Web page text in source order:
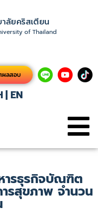
ลัยคริสเตียน
of Thailand
ผลสอบ
| EN
ารธุรกิจบัณฑิต
ารสุขภาพ จำนวน